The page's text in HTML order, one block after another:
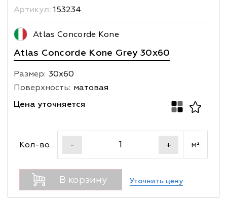
Артикул: 153234
Atlas Concorde Kone
Atlas Concorde Kone Grey 30x60
Размер: 30х60
Поверхность: матовая
Цена уточняется
Кол-во - + м²
В корзину Уточнить цену